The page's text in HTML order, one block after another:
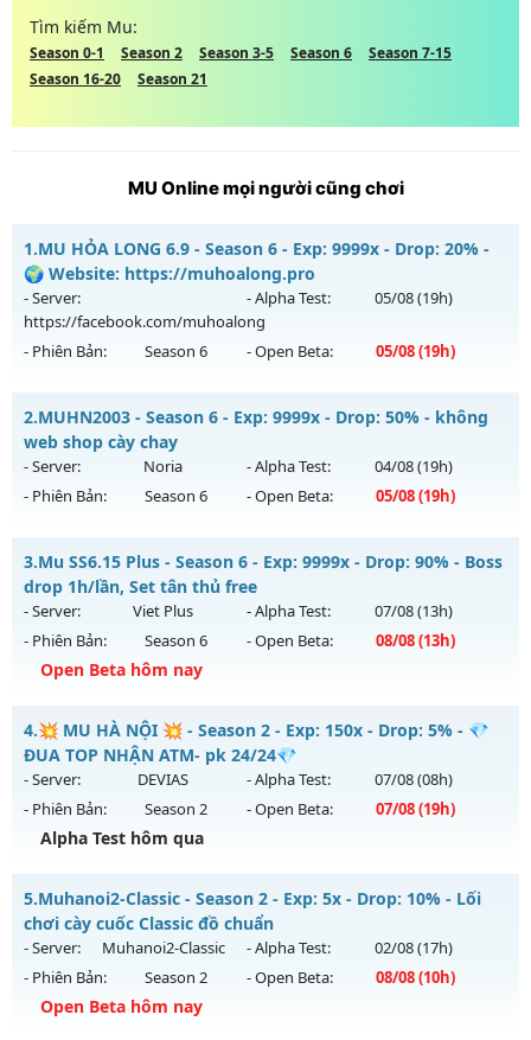
Tìm kiếm Mu:
Season 0-1 Season 2 Season 3-5 Season 6
Season 7-15
Season 16-20
Season 21
MU Online mọi người cũng chơi
1.MU HỎA LONG 6.9 - Season 6 - Exp: 9999x - Drop: 20% -
🌍 Website: https://muhoalong.pro
- Server:
https://facebook.com/muhoalong
- Alpha Test: 05/08(19h)
- Phiên Bản: Season 6 - Open Beta: 05/08(19h)
MU HỎA LONG 6.9 - 🌍 Website: https://muhoalong.pro
Mu mới ra tháng 08 2026 - Mở máy chủ
https://facebook.com/muhoalongvào 19h ngày
05/08/2626
Kiểu reset: Non Reset
Thể loại: Mu Nguyên bản Webzen
Antihack: XShield
2.MUHN2003 - Season 6 - Exp: 9999x - Drop: 50% - không
web shop cày chay
- Server: Noria - Alpha Test: 04/08(19h)
- Phiên Bản:
Season 6 - Open Beta: 05/08(19h)
MUHN2003 - không web shop cày chay
Mu mới ra tháng 08 2026 - Mở máy chủ
05/08/2626
Exp: 9999x - Drop: 50%
Kiểu reset: Reset In Game
Thể loại: Mu Nguyên bản Webzen
Antihack: XSHield
3.Mu SS6.15 Plus - Season 6 - Exp: 9999x - Drop: 90% - Boss
drop 1h/lần, Set tân thủ free
- Server: Viet Plus - Alpha Test: 07/08(13h)
- Phiên Bản:
Season 6 - Open Beta: 08/08(13h)
Open Beta hôm nay
Mu SS6.15 Plus - Boss drop 1h/lần, Set tân thủ free
Mu mới ra tháng 08 2026 - Mở máy chủ
ngày 08/08/2626
Exp: 9999x - Drop: 90%
Kiểu reset: Reset In Game
Antihack: Phoenix chống hack mới
4.💥 MU HÀ NỘI 💥 - Season 2 - Exp: 150x - Drop: 5% - 💎
ĐUA TOP NHẬN ATM- pk 24/24💎
- Server: DEVIAS - Alpha Test: 07/08(08h)
- Phiên Bản:
Season 2 - Open Beta: 07/08(19h)
Alpha Test hôm qua
💥 MU HÀ NỘI 💥 - 💎 ĐUA TOP NHẬN ATM- pk 24/24💎
Mu mới ra tháng 08 2026 - Mở máy chủ
ngày 07/08/2626
Exp: 150x - Drop: 5%
Kiểu reset: Reset In Game
5.Muhanoi2-Classic - Season 2 - Exp: 5x - Drop: 10% - Lối
chơi cày cuốc Classic đồ chuẩn
- Server: Muhanoi2-Classic - Alpha Test: 02/08(17h)
- Phiên Bản:
Season 2 - Open Beta: 08/08(10h)
Open Beta hôm nay